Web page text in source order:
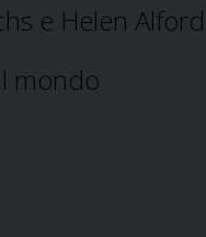
e Helen Alford
mondo